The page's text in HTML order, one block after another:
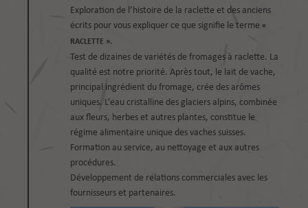
Exploration de l’histoire de la raclette et des anciens
écrits pour vous expliquer ce que signifie le terme«
RACLETTE ».
Test de dizaines de variétés de fromages à raclette. La
qualité est notre priorité. Après tout, le lait de vache,
principal ingrédient du fromage, crée des arômes
uniques. L’eau cristalline des glaciers alpins, combinée
aux fleurs, herbes et autres plantes, constitue le
régime alimentaire unique des vaches suisses.
Formation au service, au nettoyage et aux autres
procédures.
Développement de relations commerciales avec les
fournisseurs et partenaires.